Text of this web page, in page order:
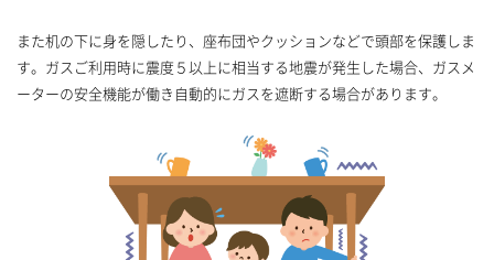
また机の下に身を隠したり、座布団やクッションなどで頭部を保護しま
す。ガスご利用時に震度５以上に相当する地震が発生した場合、ガスメ
ーターの安全機能が働き自動的にガスを遮断する場合があります。